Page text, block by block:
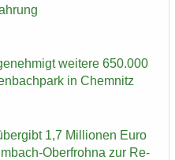
wei­te­re 650.000
in Chem­nitz
1,7 Mil­lio­nen Euro
​Oberfrohna zur Re­